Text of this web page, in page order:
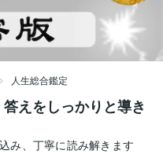
人生総合鑑定
えをしっかりと導き
み、丁寧に読み解きます